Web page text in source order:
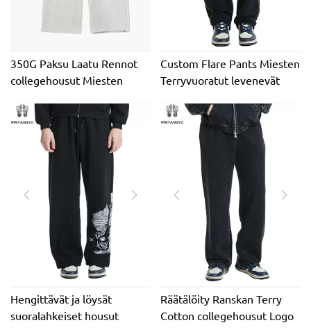
350G Paksu Laatu Rennot
collegehousut Miesten
lenkkihousut Löysät
Urheiluhousut Fleece-
swetarihousut Unisex
Custom Flare Pants Miesten
Terryvuoratut levenevät
Fit Heavyweight tyhjät
ruskeat lenkkeilyhousut
miesten
Hengittävät ja löysät
suoralahkeiset housut
Räätälöity Ranskan Terry
Cotton collegehousut Logo